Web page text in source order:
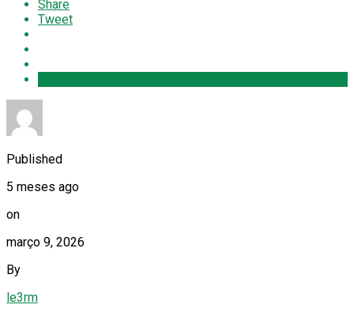
Share
Tweet
Published
5 meses ago
on
março 9, 2026
By
le3rm